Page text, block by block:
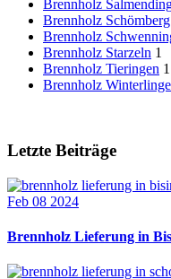
Brennholz
Brennholz Schömberg
Brennholz
Brennholz Starzeln 1
Brennholz Tieringen 1
Brennholz
Letzte Beiträge
Feb 08 2024
Brennholz Lieferung in